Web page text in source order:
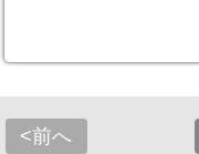
<前へ